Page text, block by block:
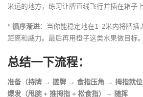
米远的地方，练习让牌直线飞行并插在箱子上
* 循序渐进：当你能稳定地在1-2米内将牌插
距离和威力。最后再用橙子这类水果做目标。
总结一下流程：
准备（持牌 → 搓牌 → 食指压角 → 拇指就
爆发（甩腕 + 推拇指 + 松食指）→ 随挥